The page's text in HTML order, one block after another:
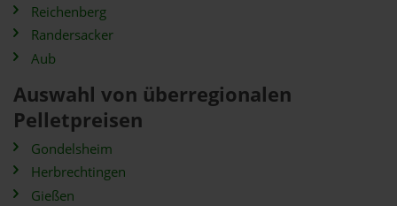
Reichenberg
Randersacker
Aub
Auswahl von überregionalen
Pelletpreisen
Gondelsheim
Herbrechtingen
Gießen